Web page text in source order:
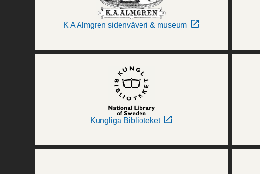
K A Almgren sidenväveri & museum
Kungliga Biblioteket